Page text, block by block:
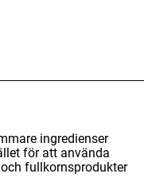
ingredienser
för att använda
fullkornsprodukter